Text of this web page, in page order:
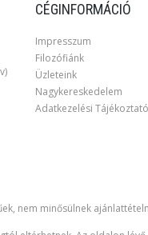
CÉGINFORMÁCIÓ
Impresszum
Filozófiánk
Üzleteink
Nagykereskedelem
Adatkezelési Tájékoztató
nem minősülnek